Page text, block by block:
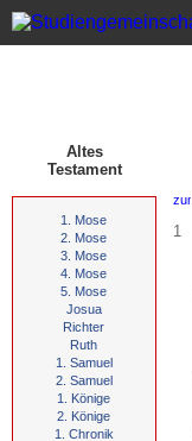
Altes
Testament
1. Mose
2. Mose
3. Mose
4. Mose
5. Mose
Josua
Richter
Ruth
1. Samuel
2. Samuel
1. Könige
2. Könige
1. Chronik
1